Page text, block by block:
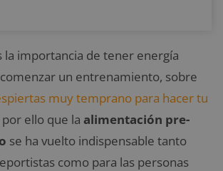
la importancia de tener energía
un entrenamiento, sobre
muy temprano para hacer tu
por ello que la alimentación pre-
se ha vuelto indispensable tanto
como para las personas